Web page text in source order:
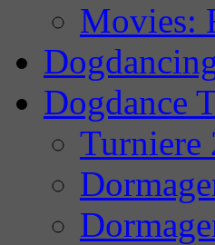
Movies:
Dogdance
Turniere